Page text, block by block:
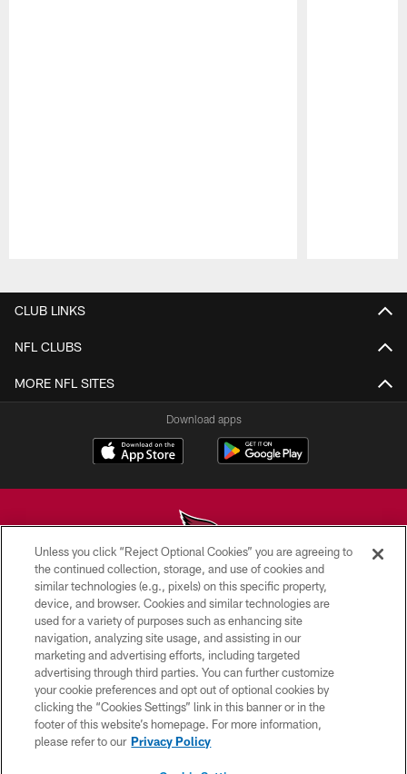
CLUB LINKS
NFL CLUBS
MORE NFL SITES
Download apps
© 2026 ARIZONA CARDINALS. ALL RIGHTS RESERVED.
CONTACT US
EMPLOYMENT
ACCESSIBILITY
PRIVACY POLICY
TERMS & CONDITIONS
Unless you click “Reject Optional Cookies” you are agreeing to
the continued collection, storage, and use of cookies and
similar technologies (e.g., pixels) on this specific property,
device, and browser. Cookies and similar technologies are
used for a variety of purposes such as enhancing site
navigation, analyzing site usage, and assisting in our
marketing and advertising efforts, including targeted
advertising through third parties. You can further customize
your cookie preferences and opt out of optional cookies by
clicking the “Cookies Settings” link in this banner or in the
footer of this website’s homepage. For more information,
please refer to our Privacy Policy